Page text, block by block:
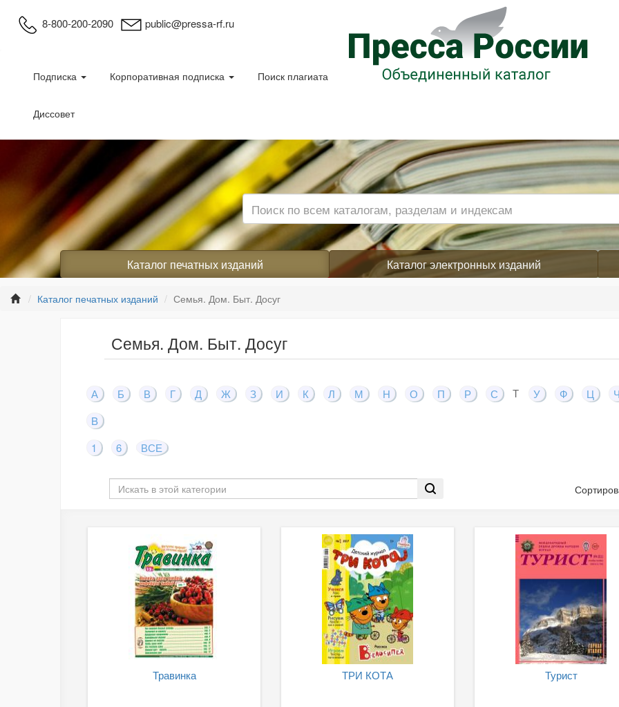
8-800-200-2090 public@pressa-rf.ru
Подписка Корпоративная подписка Поиск плагиата
Диссовет
Каталог печатных изданий Каталог электронных изданий
Каталог печатных изданий Семья. Дом. Быт. Досуг
Семья. Дом. Быт. Досуг
А Б В Г Д Ж З И К Л М Н О П Р С Т У Ф Ц
B
1
6 ВСЕ
Травинка ТРИ КОТА Турист